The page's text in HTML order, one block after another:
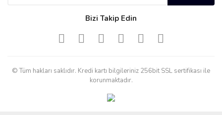
Bizi Takip Edin
© Tüm hakları saklıdır. Kredi kartı bilgileriniz 256bit SSL sertifikası ile
korunmaktadır.